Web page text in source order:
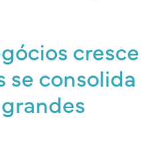
cresce
se consolida